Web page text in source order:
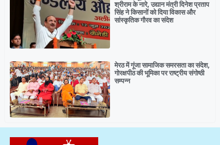
श्रीराम के नारे, उद्यान मंत्री दिनेश प्रताप
सिंह ने किसानों को दिया विकास और
सांस्कृतिक गौरव का संदेश
मेरठ में गूंजा सामाजिक समरसता का संदेश,
गोरक्षपीठ की भूमिका पर राष्ट्रीय संगोष्ठी
सम्पन्न